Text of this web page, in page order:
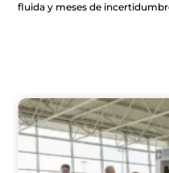
fluida y meses de